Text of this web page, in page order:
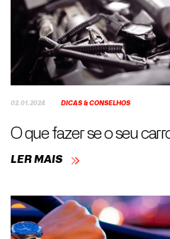
02.01.2024 DICAS & CONSELHOS
O que fazer se o seu
LER MAIS